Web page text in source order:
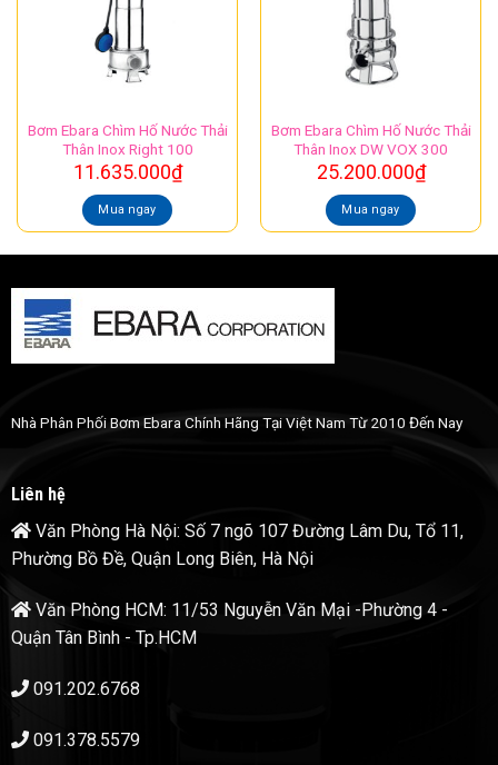
Bơm Ebara Chìm Hố Nước Thải
Thân Inox Right 100
11.635.000₫
Mua ngay
Bơm Ebara Chìm Hố Nước Thải
Thân Inox DW VOX 300
25.200.000₫
Mua ngay
Nhà Phân Phối Bơm Ebara Chính Hãng Tại Việt Nam Từ 2010 Đến Nay
Liên hệ
Văn Phòng Hà Nội: Số 7 ngõ 107 Đường Lâm Du, Tổ 11,
Phường Bồ Đề, Quận Long Biên, Hà Nội
Văn Phòng HCM: 11/53 Nguyễn Văn Mại -Phường 4 -
Quận Tân Bình - Tp.HCM
091.202.6768
091.378.5579